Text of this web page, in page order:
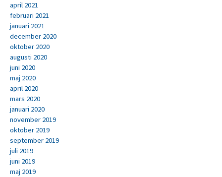
april 2021
februari 2021
januari 2021
december 2020
oktober 2020
augusti 2020
juni 2020
maj 2020
april 2020
mars 2020
januari 2020
november 2019
oktober 2019
september 2019
juli 2019
juni 2019
maj 2019